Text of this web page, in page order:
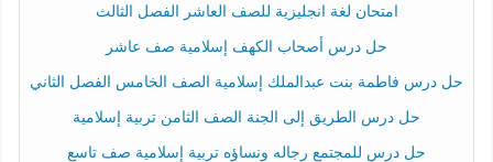
امتحان لغة انجليزية للصف العاشر الفصل الثالث
حل درس أصحاب الكهف إسلامية صف عاشر
حل درس فاطمة بنت عبدالملك إسلامية الصف الخامس الفصل الثاني
حل درس الطريق إلى الجنة الصف الثامن تربية إسلامية
حل درس للمجتمع رجاله ونساؤه تربية إسلامية صف تاسع